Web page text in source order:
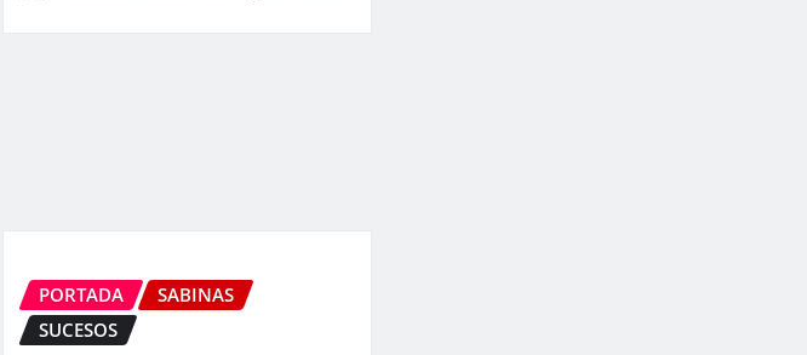
PORTADA
SABINAS
SUCESOS